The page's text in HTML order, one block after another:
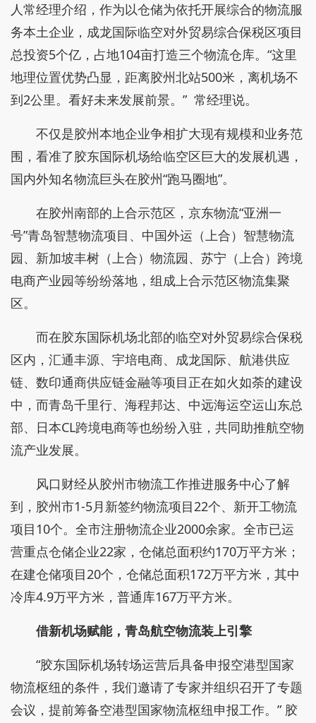
人常经理介绍，作为以仓储为依托开展综合的物流服
务本土企业，成龙国际临空对外贸易综合保税区项目
总投资5个亿，占地104亩打造三个物流仓库。“这里
地理位置优势凸显，距离胶州北站500米，离机场不
到2公里。看好未来发展前景。” 常经理说。
不仅是胶州本地企业争相扩大现有规模和业务范
围，看准了胶东国际机场给临空区巨大的发展机遇，
国内外知名物流巨头在胶州“跑马圈地”。
在胶州南部的上合示范区，京东物流“亚洲一
号”青岛智慧物流项目、中国外运（上合）智慧物流
园、新加坡丰树（上合）物流园、苏宁（上合）跨境
电商产业园等纷纷落地，组成上合示范区物流集聚
区。
而在胶东国际机场北部的临空对外贸易综合保税
区内，汇通丰源、宇培电商、成龙国际、航港供应
链、数印通商供应链金融等项目正在如火如荼的建设
中，而青岛千里行、海程邦达、中远海运空运山东总
部、日本CL跨境电商等也纷纷入驻，共同助推航空物
流产业发展。
风口财经从胶州市物流工作推进服务中心了解
到，胶州市1-5月新签约物流项目22个、新开工物流
项目10个。全市注册物流企业2000余家。全市已运
营重点仓储企业22家，仓储总面积约170万平方米；
在建仓储项目20个，仓储总面积172万平方米，其中
冷库4.9万平方米，普通库167万平方米。
借新机场赋能，青岛航空物流装上引擎
“胶东国际机场转场运营后具备申报空港型国家
物流枢纽的条件，我们邀请了专家并组织召开了专题
会议，提前筹备空港型国家物流枢纽申报工作。” 胶